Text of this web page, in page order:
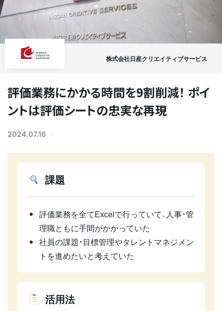
株式会社日産クリエイティブサービス
評価業務にかかる時間を9割削減！ ポイ
ントは評価シートの忠実な再現
2024.07.16
課題
評価業務を全てExcelで行っていて、人事・管
理職ともに手間がかかっていた
社員の課題・目標管理やタレントマネジメン
トを進めたいと考えていた
活用法